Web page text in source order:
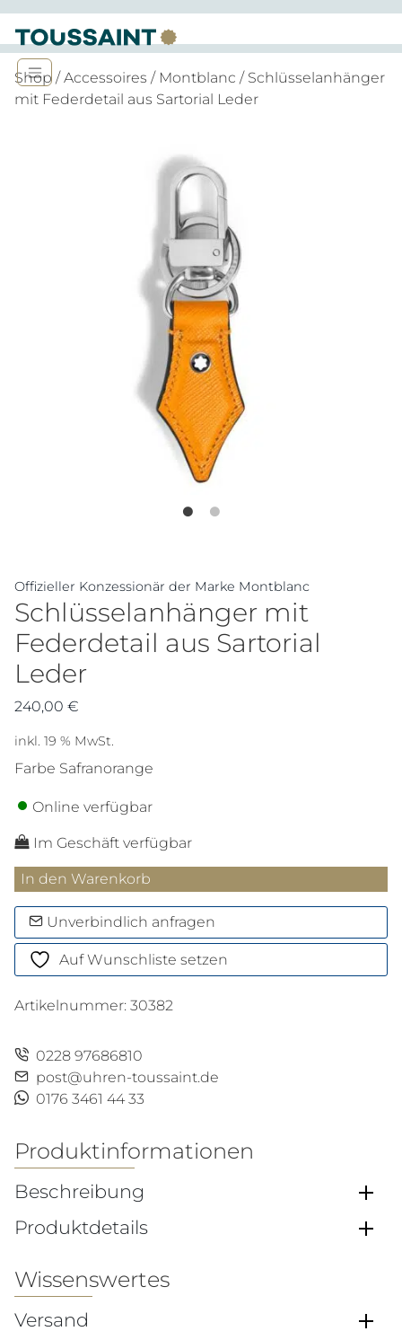
Shop /Accessoires / Montblanc / Schlüsselanhänger
mit Federdetail aus Sartorial Leder
Offizieller Konzessionär der Marke Montblanc
Schlüsselanhänger mit
Federdetail aus Sartorial
Leder
240,00 €
inkl. 19 % MwSt.
Farbe Safranorange
Online verfügbar
Im Geschäft verfügbar
Schlüsselanhänger
mit
Federdetail
aus
Sartorial
Menge
In den Warenkorb
Unverbindlich anfragen
Auf Wunschliste setzen
Artikelnummer: 30382
0228 97686810
post@uhren-toussaint.de
0176 3461 44 33
Produktinformationen
Beschreibung
Produktdetails
Wissenswertes
Versand